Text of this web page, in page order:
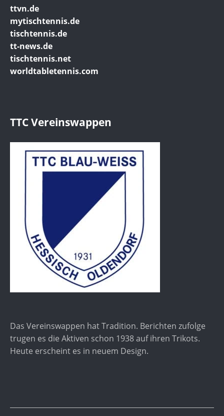
ttvn.de
mytischtennis.de
tischtennis.de
tt-news.de
tischtennis.net
worldtabletennis.com
TTC Vereinswappen
Das Vereinswappen hat Tradition. Berichten zufolge
trugen es die Aktiven schon 1938 auf ihren Trikots.
Heute erscheint es in neuem Design.